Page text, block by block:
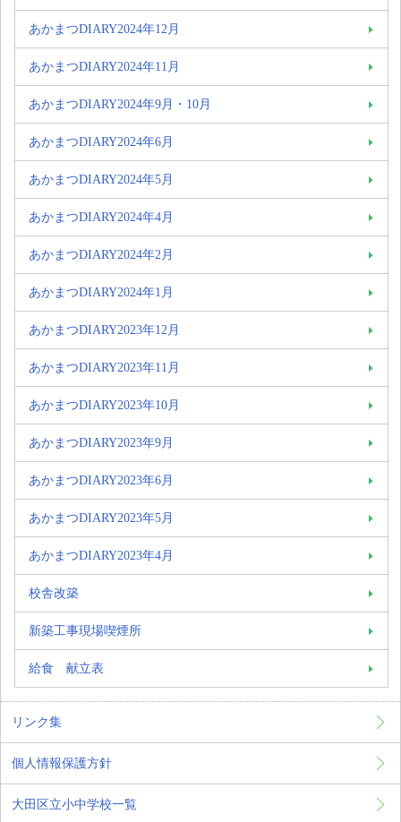
あかまつDIARY2024年12月
あかまつDIARY2024年11月
あかまつDIARY2024年9月・10月
あかまつDIARY2024年6月
あかまつDIARY2024年5月
あかまつDIARY2024年4月
あかまつDIARY2024年2月
あかまつDIARY2024年1月
あかまつDIARY2023年12月
あかまつDIARY2023年11月
あかまつDIARY2023年10月
あかまつDIARY2023年9月
あかまつDIARY2023年6月
あかまつDIARY2023年5月
あかまつDIARY2023年4月
校舎改築
新築工事現場喫煙所
給食 献立表
リンク集
個人情報保護方針
大田区立小中学校一覧